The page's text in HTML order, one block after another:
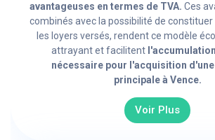
avantageuses en termes de TVA. Ces
combinés avec la possibilité de
les loyers versés, rendent ce modèle
attrayant et facilitent
nécessaire pour l'acquisition
principale à Vence.
Voir Plus